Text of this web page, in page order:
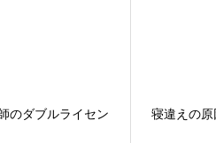
のダブルライセン
寝違えの